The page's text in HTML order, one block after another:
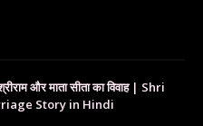
और माता सीता का विवाह | Shri
Story in Hindi